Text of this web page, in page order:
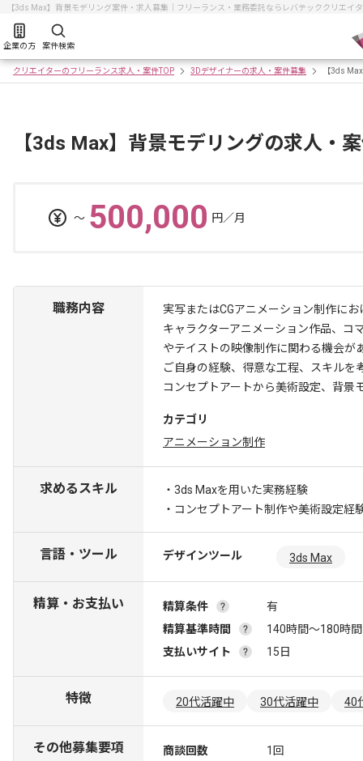
【3ds Max】背景モデリング案件・求人募集｜フリーランス・業務委託ならレバテッククリエイ
企業の方 案件検索
クリエイターのフリーランス求人・案件TOP 3Dデザイナーの求人・案件募集 【3ds
【3ds Max】背景モデリングの求人・
〜 500,000 円／月
職務内容
実写またはCGアニメーション制作に
キャラクターアニメーション作品、コ
やテイストの映像制作に関わる機会が
ご自身の経験、得意な工程、スキルを
コンセプトアートから美術設定、背景
カテゴリ
アニメーション制作
求めるスキル
・3ds Maxを用いた実務経験
・コンセプトアート制作や美術設定経
言語・ツール デザインツール 3ds Max
精算・お支払い 精算条件
有
精算基準時間
140時間〜180時間
支払いサイト
15日
特徴 20代活躍中 30代活躍中 40
その他募集要項 商談回数
1回